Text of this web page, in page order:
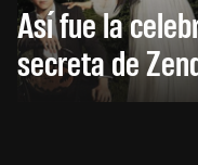
Así fue la
secreta de